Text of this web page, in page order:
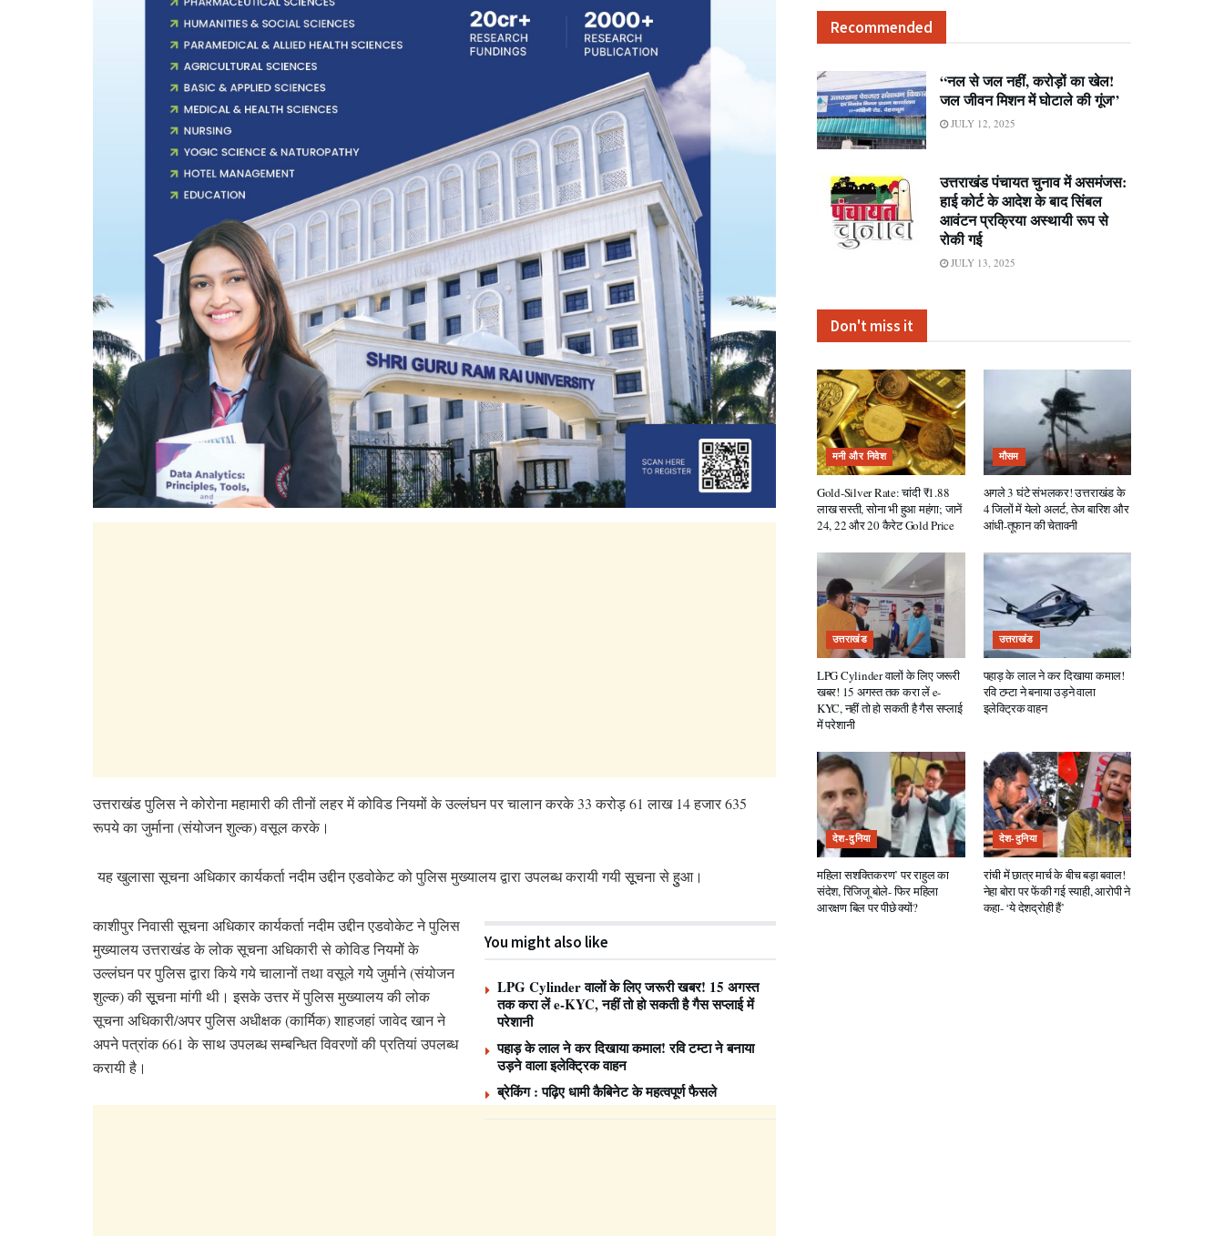
उत्तराखंड पुलिस ने कोरोना महामारी की तीनों लहर में कोविड नियमों के उल्लंघन पर चालान करके 33 करोड़ 61 लाख 14 हजार 635
रूपये का जुर्माना (संयोजन शुल्क) वसूल करके।
यह खुलासा सूचना अधिकार कार्यकर्ता नदीम उद्दीन एडवोकेट को पुलिस मुख्यालय द्वारा उपलब्ध करायी गयी सूूचना से हुुआ।
You might also like
LPG Cylinder वालों के लिए जरूरी खबर! 15 अगस्त
तक करा लें e-KYC, नहीं तो हो सकती है गैस सप्लाई में
परेशानी
पहाड़ के लाल ने कर दिखाया कमाल! रवि टम्टा ने बनाया
उड़ने वाला इलेक्ट्रिक वाहन
ब्रेकिंग : पढ़िए धामी कैबिनेट के महत्वपूर्ण फैसले
काशीपुर निवासी सूचना अधिकार कार्यकर्ता नदीम उद्दीन एडवोकेट ने पुलिस
मुख्यालय उत्तराखंड के लोक सूचना अधिकारी से कोविड नियमोें के
उल्लंघन पर पुलिस द्वारा किये गये चालानों तथा वसूले गयेे जुर्माने (संयोजन
शुल्क) की सूूचना मांगी थी। इसके उत्तर में पुलिस मुख्यालय की लोक
सूचना अधिकारी/अपर पुलिस अधीक्षक (कार्मिक) शाहजहां जावेद खान ने
अपने पत्रांक 661 के साथ उपलब्ध सम्बन्धित विवरणों की प्रतियां उपलब्ध
करायी है।
Recommended
“नल से जल नहीं, करोड़ों का खेल!
जल जीवन मिशन में घोटाले की गूंज”
JULY 12, 2025
उत्तराखंड पंचायत चुनाव में असमंजस:
हाई कोर्ट के आदेश के बाद सिंबल
आवंटन प्रक्रिया अस्थायी रूप से
रोकी गई
JULY 13, 2025
Don't miss it
मनी और निवेश
Gold-Silver Rate: चांदी ₹1.88
लाख सस्ती, सोना भी हुआ महंगा; जानें
24, 22 और 20 कैरेट Gold Price
मौसम
अगले 3 घंटे संभलकर! उत्तराखंड के
4 जिलों में येलो अलर्ट, तेज बारिश और
आंधी-तूफान की चेतावनी
उत्तराखंड
LPG Cylinder वालों के लिए जरूरी
खबर! 15 अगस्त तक करा लें e-
KYC, नहीं तो हो सकती है गैस सप्लाई
में परेशानी
उत्तराखंड
पहाड़ के लाल ने कर दिखाया कमाल!
रवि टम्टा ने बनाया उड़ने वाला
इलेक्ट्रिक वाहन
देश-दुनिया
महिला सशक्तिकरण’ पर राहुल का
संदेश, रिजिजू बोले- फिर महिला
आरक्षण बिल पर पीछे क्यों?
देश-दुनिया
रांची में छात्र मार्च के बीच बड़ा बवाल!
नेहा बोरा पर फेंकी गई स्याही, आरोपी ने
कहा- ‘ये देशद्रोही हैं’